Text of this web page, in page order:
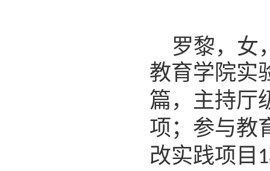
罗黎，女
教育学院实
篇，主持厅
项；参与教
改实践项目 1